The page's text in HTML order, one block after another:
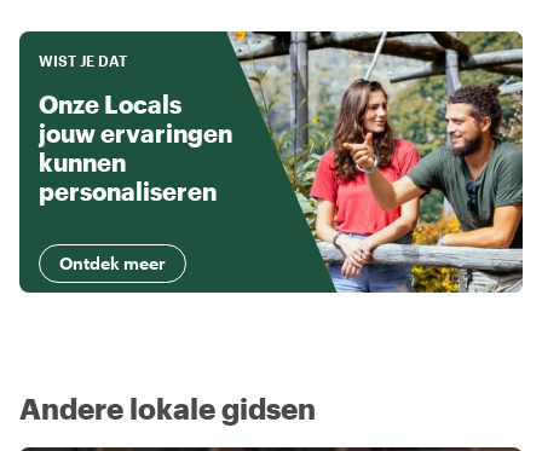
WIST JE DAT
Onze Locals
jouw ervaringen
kunnen
personaliseren
Ontdek meer
Andere lokale gidsen